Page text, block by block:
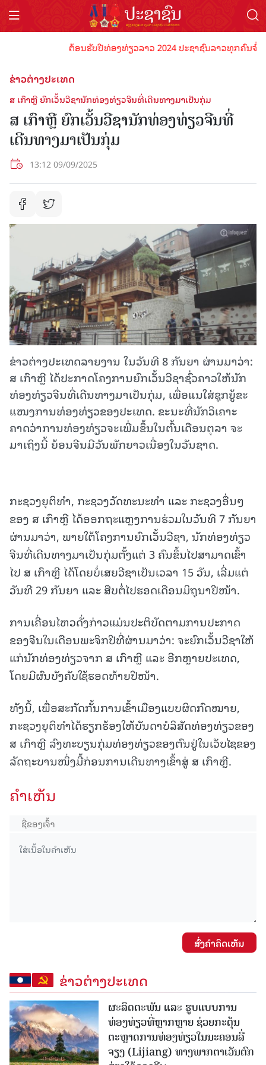
ຕ້ອນຮັບປີທ່ອງທ່ຽວລາວ 2024 ປະຊາຊົນລາວທຸກຄົນຈົ່ງ
ຂ່າວຕ່າງປະເທດ
ສ ເກົາຫຼີ ຍົກເວັ້ນວີຊານັກທ່ອງທ່ຽວຈີນທີ່ເດີນທາງມາເປັນກຸ່ມ
ສ ເກົາຫຼີ ຍົກເວັ້ນວີຊານັກທ່ອງທ່ຽວຈີນທີ່
ເດີນທາງມາເປັນກຸ່ມ
13:12 09/09/2025
ຂ່າວຕ່າງປະເທດລາຍງານ ໃນວັນທີ 8 ກັນຍາ ຜ່ານມາວ່າ:
ສ ເກົາຫຼີ​ ໄດ້​ປະກາດ​ໂຄງການ​ຍົກ​ເວັ້ນວີ​ຊາ​ຊົ່ວຄາວ​ໃຫ້​ນັກ​
ທ່ອງ​ທ່ຽວ​ຈີນ​ທີ່​ເດີນທາງມາ​ເປັນ​ກຸ່ມ, ​ເພື່ອ​ແນ​ໃສ່​ຊຸກຍູ້​ຂະ​
ແໜງ​ການທ່ອງທ່ຽວ​ຂອງ​ປະ​ເທດ. ຂະນະທີ່ນັກ​ວິ​ເຄາະ​
ຄາດ​ວ່າ​ການ​ທ່ອງ​ທ່ຽວ​ຈະ​ເພີ່ມ​ຂຶ້ນ​ໃນ​ຕົ້ນ​ເດືອນ​ຕຸລາ ຈະ
ມາເຖິງນີ້ ​ຍ້ອນຈີນມີ​ວັນ​ພັກຍາວເນື່ອງໃນ​ວັນ​ຊາດ​​.
ກະຊວງຍຸຕິທຳ, ກະຊວງວັດທະນະທຳ ແລະ ກະຊວງອື່ນໆ
ຂອງ ສ ເກົາຫຼີ ໄດ້ອອກຖະແຫຼງການຮ່ວມໃນວັນທີ 7 ກັນຍາ
ຜ່ານມາວ່າ, ພາຍໃຕ້ໂຄງການຍົກເວັ້ນວີຊາ, ນັກທ່ອງທ່ຽວ
ຈີນທີ່ເດີນທາງມາເປັນກຸ່ມຕັ້ງແຕ່ 3 ຄົນຂຶ້ນໄປສາມາດເຂົ້າ
ໄປ ສ ເກົາຫຼີ ໄດ້ໂດຍບໍ່ເສຍວີຊາເປັນເວລາ 15 ວັນ, ເລີ່ມແຕ່
ວັນທີ 29 ກັນຍາ ແລະ ສືບຕໍ່ໄປຮອດເດືອນມິຖຸນາປີໜ້າ.
ການເຄື່ອນໄຫວດັ່ງກ່າວແມ່ນປະຕິບັດຕາມການປະກາດ
ຂອງຈີນໃນເດືອນພະຈິກປີທີ່ຜ່ານມາວ່າ: ຈະຍົກເວັ້ນວີຊາໃຫ້
ແກ່ນັກທ່ອງທ່ຽວຈາກ ສ ເກົາຫຼີ ແລະ ອີກຫຼາຍປະເທດ,
ໂດຍມີຜົນບັງຄັບໃຊ້ຮອດທ້າຍປີໜ້າ.
ທັງນີ້, ເພື່ອສະກັດກັ້ນການເຂົ້າເມືອງແບບຜິດກົດໝາຍ,
ກະຊວງຍຸຕິທຳໄດ້ຮຽກຮ້ອງໃຫ້ບັນດາບໍລິສັດທ່ອງທ່ຽວຂອງ
ສ ເກົາຫຼີ ລົງທະບຽນກຸ່ມທ່ອງທ່ຽວຂອງຕົນຢູ່ໃນເວັບໄຊຂອງ
ລັດຖະບານໜຶ່ງມື້ກ່ອນການເດີນທາງເຂົ້າສູ່ ສ ເກົາຫຼີ.
ຄໍາເຫັນ
ສົ່ງຄໍາຄິດເຫັນ
ຂ່າວຕ່າງປະເທດ
ຜະລິດຕະພັນ ແລະ ຮູບແບບການ
ທ່ອງທ່ຽວທີ່ຫຼາກຫຼາຍ ຊ່ວຍກະຕຸ້ນ
ຕະຫຼາດການທ່ອງທ່ຽວໃນນະຄອນລີ່
ຈຽງ (Lijiang) ທາງພາກຕາເວັນຕົກ